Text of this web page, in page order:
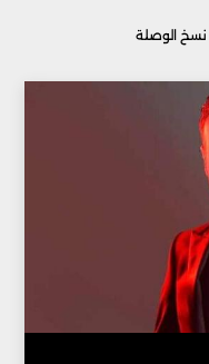
نسخ الوصلة